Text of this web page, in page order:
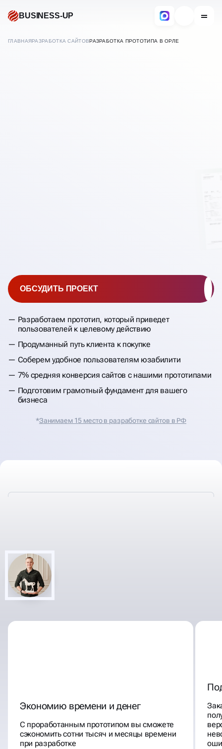
BUSINESS-UP
ГЛАВНАЯРАЗРАБОТКА САЙТОВРАЗРАБОТКА ПРОТОТИПА В ОРЛЕ
Разработаем прототип, который приведет
пользователей к целевому действию
Продуманный путь клиента к покупке
Соберем удобное пользователям юзабилити
7% средняя конверсия сайтов с нашими прототипами
Подготовим грамотный фундамент для вашего
бизнеса
ОБСУДИТЬ ПРОЕКТ
*Занимаем 15 место в разработке сайтов в РФ
ЗАКАЗЫВАЯ ПРОТОТИП У НАС
- ВЫ ПОЛУЧАЕТЕ:
Экономию времени и денег
С проработанным прототипом вы сможете
сэкономить сотни тысяч и месяцы времени
при разработке